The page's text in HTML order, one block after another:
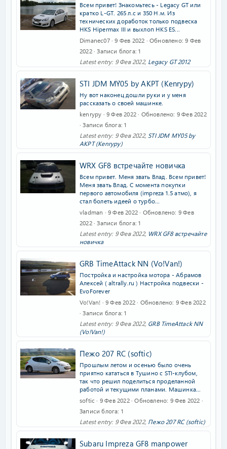
Всем привет! Знакомьтесь - Legacy GT или
кратко L-GT. 265 л.с и 350 Н.м. Из
технических доработок только подвеска
HKS Hipermax III и выхлоп HKS ES...
Dimanec07
9 Фев 2022 Обновлено 9 Фев
2022
Записи блога 1
Latest entry: 9 Фев 2022, Legacy GT 2012
STI JDM MY`05 by АКРТ (Kenrypy)
Ну вот наконец дошли руки и у меня
рассказать о своей машинке.
kenrypy
9 Фев 2022 Обновлено 9 Фев 2022
Записи блога 1
Latest entry: 9 Фев 2022, STI JDM MY`05 by
АКРТ (Kenrypy)
WRX GF8 встречайте новичка
Всем привет. Меня звать Влад. Всем привет!
Меня звать Влад. С момента покупки
первого автомобиля (impreza 1.5 атмо), я
стал болеть идеей о турбо...
vladman
9 Фев 2022 Обновлено 9 Фев
2022
Записи блога 1
Latest entry: 9 Фев 2022, WRX GF8 встречайте
новичка
GRB TimeAttack NN (Vo!Van!)
Постройка и настройка мотора - Абрамов
Алексей ( altrally.ru ) Настройка подвески -
EvoForever
Vo!Van!
9 Фев 2022 Обновлено 9 Фев 2022
Записи блога 1
Latest entry: 9 Фев 2022, GRB TimeAttack NN
(Vo!Van!)
Пежо 207 RC (softic)
Прошлым летом и осенью было очень
приятно кататься в Тушино с STI-клубом,
так что решил поделиться проделанной
работой и текущими планами. Машинка...
softic
9 Фев 2022 Обновлено 9 Фев 2022
Записи блога 1
Latest entry: 9 Фев 2022, Пежо 207 RC (softic)
Subaru Impreza GF8 manpower